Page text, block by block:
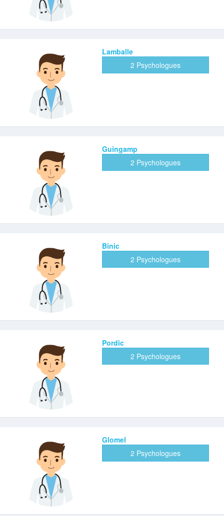
Lamballe
2 Psychologues
Guingamp
2 Psychologues
Binic
2 Psychologues
Pordic
2 Psychologues
Glomel
2 Psychologues